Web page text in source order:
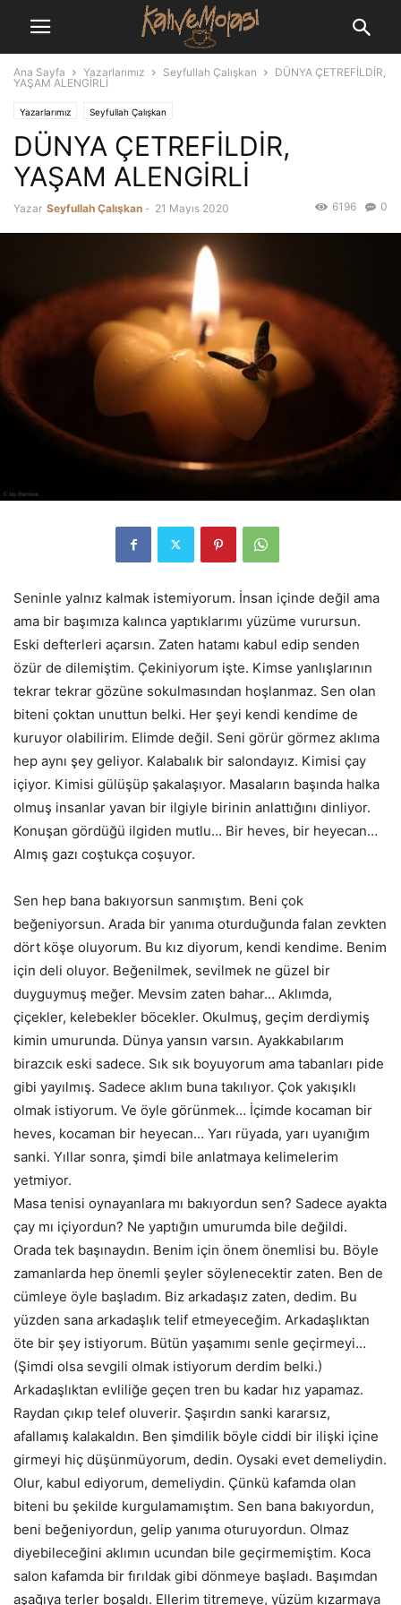
Ana Sayfa Yazarlarımız Seyfullah Çalışkan
DÜNYA ÇETREFİLDİR,
YAŞAM ALENGİRLİ
Yazarlarımız Seyfullah Çalışkan
DÜNYA ÇETREFİLDİR,
YAŞAM ALENGİRLİ
Yazar Seyfullah Çalışkan - 21 Mayıs 2020 0
6196
Seninle yalnız kalmak istemiyorum. İnsan içinde değil ama
ama bir başımıza kalınca yaptıklarımı yüzüme vurursun.
Eski defterleri açarsın. Zaten hatamı kabul edip senden
özür de dilemiştim. Çekiniyorum işte. Kimse yanlışlarının
tekrar tekrar gözüne sokulmasından hoşlanmaz. Sen olan
biteni çoktan unuttun belki. Her şeyi kendi kendime de
kuruyor olabilirim. Elimde değil. Seni görür görmez aklıma
hep aynı şey geliyor. Kalabalık bir salondayız. Kimisi çay
içiyor. Kimisi gülüşüp şakalaşıyor. Masaların başında halka
olmuş insanlar yavan bir ilgiyle birinin anlattığını dinliyor.
Konuşan gördüğü ilgiden mutlu… Bir heves, bir heyecan…
Almış gazı coştukça coşuyor.
Sen hep bana bakıyorsun sanmıştım. Beni çok
beğeniyorsun. Arada bir yanıma oturduğunda falan zevkten
dört köşe oluyorum. Bu kız diyorum, kendi kendime. Benim
için deli oluyor. Beğenilmek, sevilmek ne güzel bir
duyguymuş meğer. Mevsim zaten bahar… Aklımda,
çiçekler, kelebekler böcekler. Okulmuş, geçim derdiymiş
kimin umurunda. Dünya yansın varsın. Ayakkabılarım
birazcık eski sadece. Sık sık boyuyorum ama tabanları pide
gibi yayılmış. Sadece aklım buna takılıyor. Çok yakışıklı
olmak istiyorum. Ve öyle görünmek… İçimde kocaman bir
heves, kocaman bir heyecan… Yarı rüyada, yarı uyanığım
sanki. Yıllar sonra, şimdi bile anlatmaya kelimelerim
yetmiyor.
Masa tenisi oynayanlara mı bakıyordun sen? Sadece ayakta
çay mı içiyordun? Ne yaptığın umurumda bile değildi.
Orada tek başınaydın. Benim için önem önemlisi bu. Böyle
zamanlarda hep önemli şeyler söylenecektir zaten. Ben de
cümleye öyle başladım. Biz arkadaşız zaten, dedim. Bu
yüzden sana arkadaşlık telif etmeyeceğim. Arkadaşlıktan
öte bir şey istiyorum. Bütün yaşamımı senle geçirmeyi…
(Şimdi olsa sevgili olmak istiyorum derdim belki.)
Arkadaşlıktan evliliğe geçen tren bu kadar hız yapamaz.
Raydan çıkıp telef oluverir. Şaşırdın sanki kararsız,
afallamış kalakaldın. Ben şimdilik böyle ciddi bir ilişki içine
girmeyi hiç düşünmüyorum, dedin. Oysaki evet demeliydin.
Olur, kabul ediyorum, demeliydin. Çünkü kafamda olan
biteni bu şekilde kurgulamamıştım. Sen bana bakıyordun,
beni beğeniyordun, gelip yanıma oturuyordun. Olmaz
diyebileceğini aklımın ucundan bile geçirmemiştim. Koca
salon kafamda bir fırıldak gibi dönmeye başladı. Başımdan
aşağıya terler boşaldı. Ellerim titremeye, yüzüm kızarmaya